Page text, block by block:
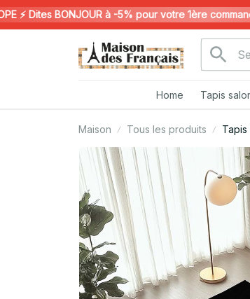
Dites BONJOUR à -5% pour votre 1ère commande !
Home Tapis
Maison Tous les produits